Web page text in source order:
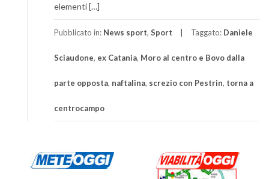
elementi […]
Pubblicato in: News sport, Sport Taggato: Daniele
Sciaudone, ex Catania, Moro al centro e Bovo dalla
parte opposta, naftalina, screzio con Pestrin, torna a
centrocampo